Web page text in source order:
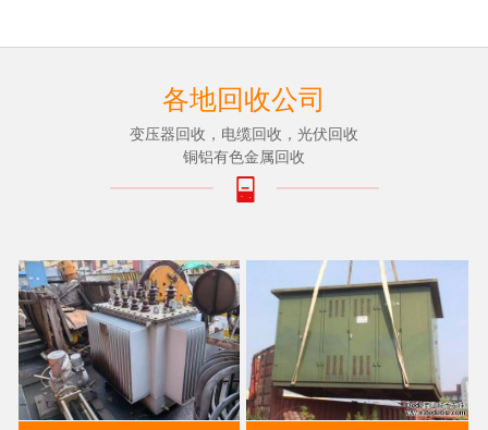
各地回收公司
变压器回收，电缆回收，光伏回收
铜铝有色金属回收